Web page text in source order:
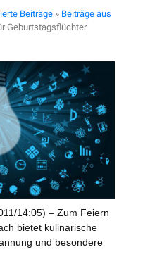
Beiträge » Beiträge aus
Geburtstagsflüchter
14:05) – Zum Feiern
bietet kulinarische
und besondere